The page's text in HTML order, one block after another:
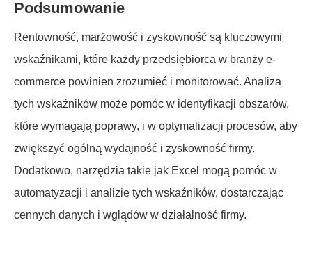
Podsumowanie
Rentowność, marżowość i zyskowność są kluczowymi
wskaźnikami, które każdy przedsiębiorca w branży e-
commerce powinien zrozumieć i monitorować. Analiza
tych wskaźników może pomóc w identyfikacji obszarów,
które wymagają poprawy, i w optymalizacji procesów, aby
zwiększyć ogólną wydajność i zyskowność firmy.
Dodatkowo, narzędzia takie jak Excel mogą pomóc w
automatyzacji i analizie tych wskaźników, dostarczając
cennych danych i wglądów w działalność firmy.